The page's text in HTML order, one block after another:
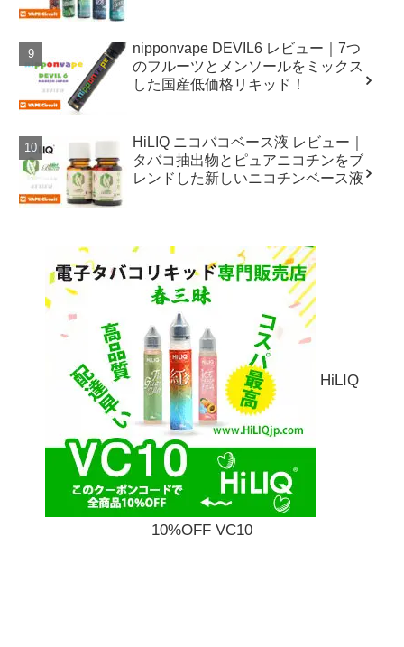
nipponvape DEVIL6 レビュー｜7つ
のフルーツとメンソールをミックス
した国産低価格リキッド！
HiLIQ ニコバコベース液 レビュー｜
タバコ抽出物とピュアニコチンをブ
レンドした新しいニコチンベース液
HiLIQ
10%OFF VC10